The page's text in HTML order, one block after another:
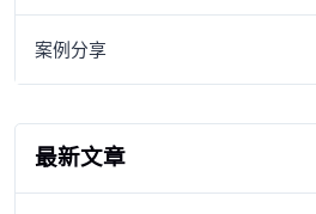
案例分享
最新文章